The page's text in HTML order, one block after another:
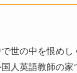
世の中を恨めし
人英語教師の家